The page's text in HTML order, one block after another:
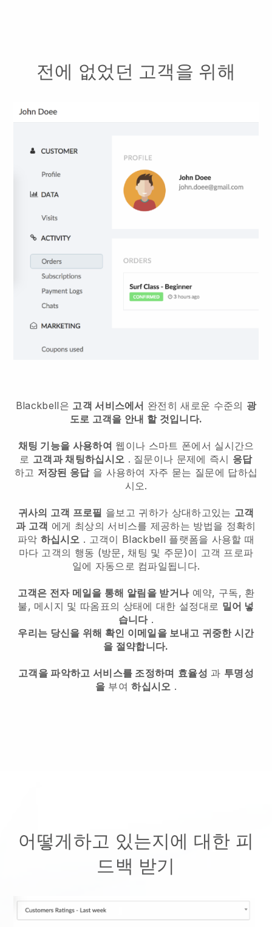
전에 없었던 고객을 위해
Blackbell은 고객 서비스에서 완전히 새로운 수준의 광
도로 고객을 안내 할 것입니다.
채팅 기능을 사용하여 웹이나 스마트 폰에서 실시간으
로 고객과 채팅하십시오 . 질문이나 문제에 즉시 응답
하고 저장된 응답을 사용하여 자주 묻는 질문에 답하십
시오.
귀사의 고객 프로필 을보고 귀하가 상대하고있는 고객
과 고객 에게 최상의 서비스를 제공하는 방법을 정확히
파악 하십시오 . 고객이 Blackbell 플랫폼을 사용할 때
마다 고객의 행동 (방문, 채팅 및 주문)이 고객 프로파
일에 자동으로 컴파일됩니다.
고객은 전자 메일을 통해 알림을 받거나예약, 구독, 환
불, 메시지 및 따옴표의 상태에 대한 설정대로 밀어 넣
습니다.
우리는 당신을 위해 확인 이메일을 보내고 귀중한 시간
을 절약합니다.
고객을 파악하고 서비스를 조정하며 효율성 과 투명성
을 부여하십시오 .
어떻게하고 있는지에 대한 피
드백 받기